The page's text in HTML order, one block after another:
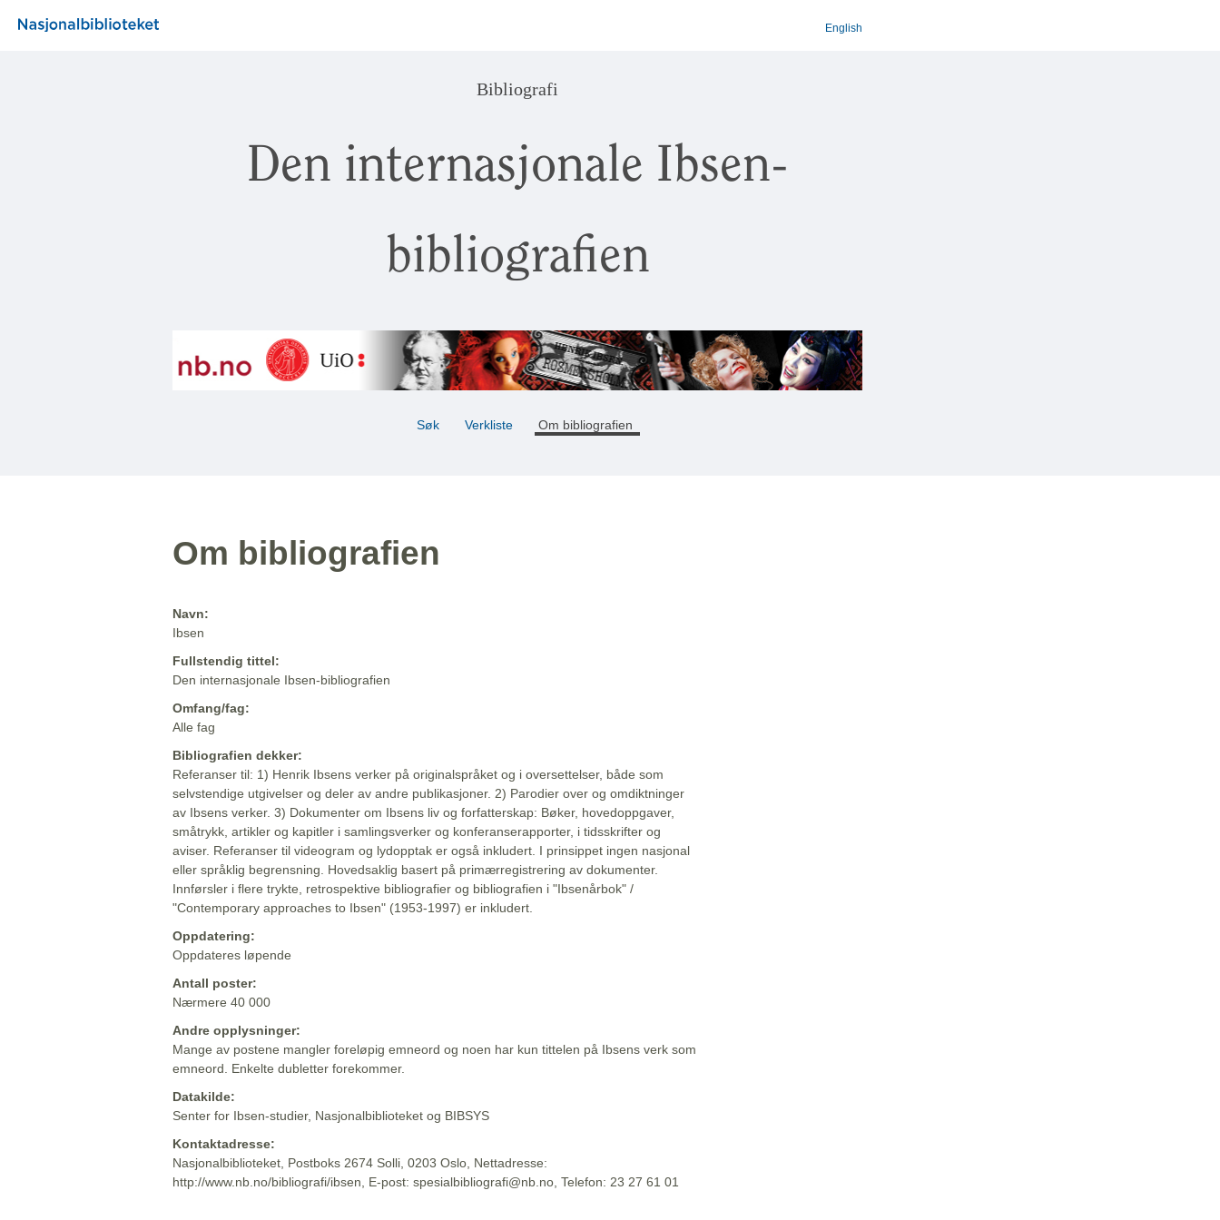
English
Bibliografi
Den internasjonale Ibsen-
bibliografien
Søk Verkliste Om bibliografien
Om bibliografien
Navn:
Ibsen
Fullstendig tittel:
Den internasjonale Ibsen-bibliografien
Omfang/fag:
Alle fag
Bibliografien dekker:
Referanser til: 1) Henrik Ibsens verker på originalspråket og i oversettelser, både som
selvstendige utgivelser og deler av andre publikasjoner. 2) Parodier over og omdiktninger
av Ibsens verker. 3) Dokumenter om Ibsens liv og forfatterskap: Bøker, hovedoppgaver,
småtrykk, artikler og kapitler i samlingsverker og konferanserapporter, i tidsskrifter og
aviser. Referanser til videogram og lydopptak er også inkludert. I prinsippet ingen nasjonal
eller språklig begrensning. Hovedsaklig basert på primærregistrering av dokumenter.
Innførsler i flere trykte, retrospektive bibliografier og bibliografien i "Ibsenårbok" /
"Contemporary approaches to Ibsen" (1953-1997) er inkludert.
Oppdatering:
Oppdateres løpende
Antall poster:
Nærmere 40 000
Andre opplysninger:
Mange av postene mangler foreløpig emneord og noen har kun tittelen på Ibsens verk som
emneord. Enkelte dubletter forekommer.
Datakilde:
Senter for Ibsen-studier, Nasjonalbiblioteket og BIBSYS
Kontaktadresse:
Nasjonalbiblioteket, Postboks 2674 Solli, 0203 Oslo, Nettadresse:
http://www.nb.no/bibliografi/ibsen, E-post: spesialbibliografi@nb.no, Telefon: 23 27 61 01